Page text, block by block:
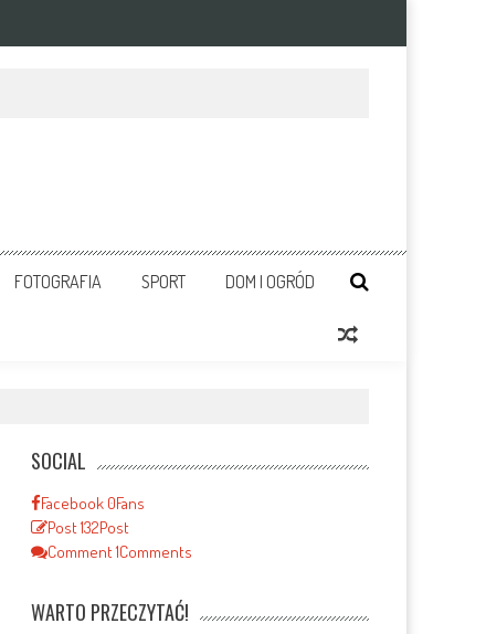
FOTOGRAFIA SPORT DOM I OGRÓD
SOCIAL
Facebook 0Fans
Post132Post
Comment1Comments
WARTO PRZECZYTAĆ!